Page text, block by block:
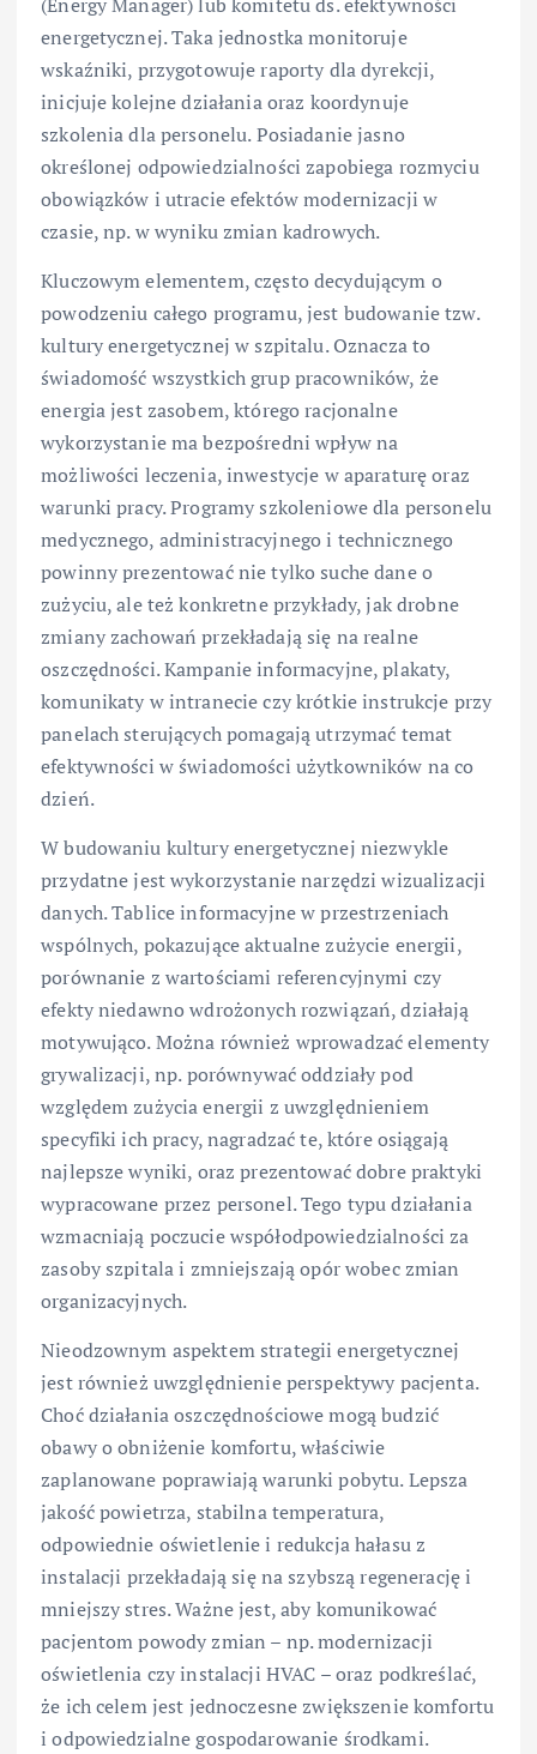
energetycznej. Taka jednostka monitoruje
wskaźniki, przygotowuje raporty dla dyrekcji,
inicjuje kolejne działania oraz koordynuje
szkolenia dla personelu. Posiadanie jasno
określonej odpowiedzialności zapobiega rozmyciu
obowiązków i utracie efektów modernizacji w
czasie, np. w wyniku zmian kadrowych.
Kluczowym elementem, często decydującym o
powodzeniu całego programu, jest budowanie tzw.
kultury energetycznej w szpitalu. Oznacza to
świadomość wszystkich grup pracowników, że
energia jest zasobem, którego racjonalne
wykorzystanie ma bezpośredni wpływ na
możliwości leczenia, inwestycje w aparaturę oraz
warunki pracy. Programy szkoleniowe dla personelu
medycznego, administracyjnego i technicznego
powinny prezentować nie tylko suche dane o
zużyciu, ale też konkretne przykłady, jak drobne
zmiany zachowań przekładają się na realne
oszczędności. Kampanie informacyjne, plakaty,
komunikaty w intranecie czy krótkie instrukcje przy
panelach sterujących pomagają utrzymać temat
efektywności w świadomości użytkowników na co
dzień.
W budowaniu kultury energetycznej niezwykle
przydatne jest wykorzystanie narzędzi wizualizacji
danych. Tablice informacyjne w przestrzeniach
wspólnych, pokazujące aktualne zużycie energii,
porównanie z wartościami referencyjnymi czy
efekty niedawno wdrożonych rozwiązań, działają
motywująco. Można również wprowadzać elementy
grywalizacji, np. porównywać oddziały pod
względem zużycia energii z uwzględnieniem
specyfiki ich pracy, nagradzać te, które osiągają
najlepsze wyniki, oraz prezentować dobre praktyki
wypracowane przez personel. Tego typu działania
wzmacniają poczucie współodpowiedzialności za
zasoby szpitala i zmniejszają opór wobec zmian
organizacyjnych.
Nieodzownym aspektem strategii energetycznej
jest również uwzględnienie perspektywy pacjenta.
Choć działania oszczędnościowe mogą budzić
obawy o obniżenie komfortu, właściwie
zaplanowane poprawiają warunki pobytu. Lepsza
jakość powietrza, stabilna temperatura,
odpowiednie oświetlenie i redukcja hałasu z
instalacji przekładają się na szybszą regenerację i
mniejszy stres. Ważne jest, aby komunikować
pacjentom powody zmian – np. modernizacji
oświetlenia czy instalacji HVAC – oraz podkreślać,
że ich celem jest jednoczesne zwiększenie komfortu
i odpowiedzialne gospodarowanie środkami.